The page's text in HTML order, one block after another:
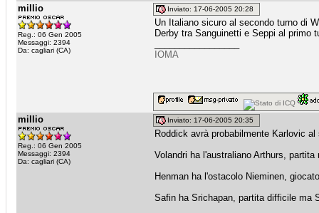
millio
Reg.: 06 Gen 2005
Messaggi: 2394
Da: cagliari (CA)
Inviato: 17-06-2005 20:28
Un Italiano sicuro al secondo turno di
Derby tra Sanguinetti e Seppi al primo
IOMA
millio
Reg.: 06 Gen 2005
Messaggi: 2394
Da: cagliari (CA)
Inviato: 17-06-2005 20:35
Roddick avrà probabilmente Karlovic
Volandri ha l'australiano Arthurs, partita
Henman ha l'ostacolo Nieminen,
Safin ha Srichapan, partita difficile ma